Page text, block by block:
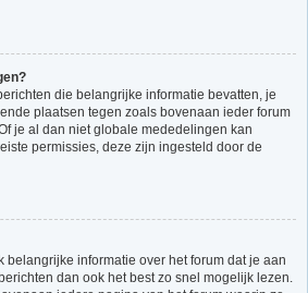
die belangrijke informatie bevatten, je
plaatsen tegen zoals bovenaan ieder forum
je al dan niet globale mededelingen kan
permissies, deze zijn ingesteld door de
belangrijke informatie over het forum dat je aan
dan ook het best zo snel mogelijk lezen.